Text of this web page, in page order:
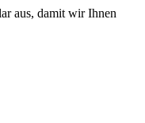
aus, damit wir Ihnen